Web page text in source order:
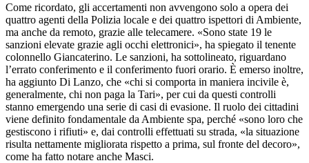
Come ricordato, gli accertamenti non avvengono solo a opera dei
quattro agenti della Polizia locale e dei quattro ispettori di Ambiente,
ma anche da remoto, grazie alle telecamere. «Sono state 19 le
sanzioni elevate grazie agli occhi elettronici», ha spiegato il tenente
colonnello Giancaterino. Le sanzioni, ha sottolineato, riguardano
l’errato conferimento e il conferimento fuori orario. È emerso inoltre,
ha aggiunto Di Lanzo, che «chi si comporta in maniera incivile è,
generalmente, chi non paga la Tari», per cui da questi controlli
stanno emergendo una serie di casi di evasione. Il ruolo dei cittadini
viene definito fondamentale da Ambiente spa, perché «sono loro che
gestiscono i rifiuti» e, dai controlli effettuati su strada, «la situazione
risulta nettamente migliorata rispetto a prima, sul fronte del decoro»,
come ha fatto notare anche Masci.